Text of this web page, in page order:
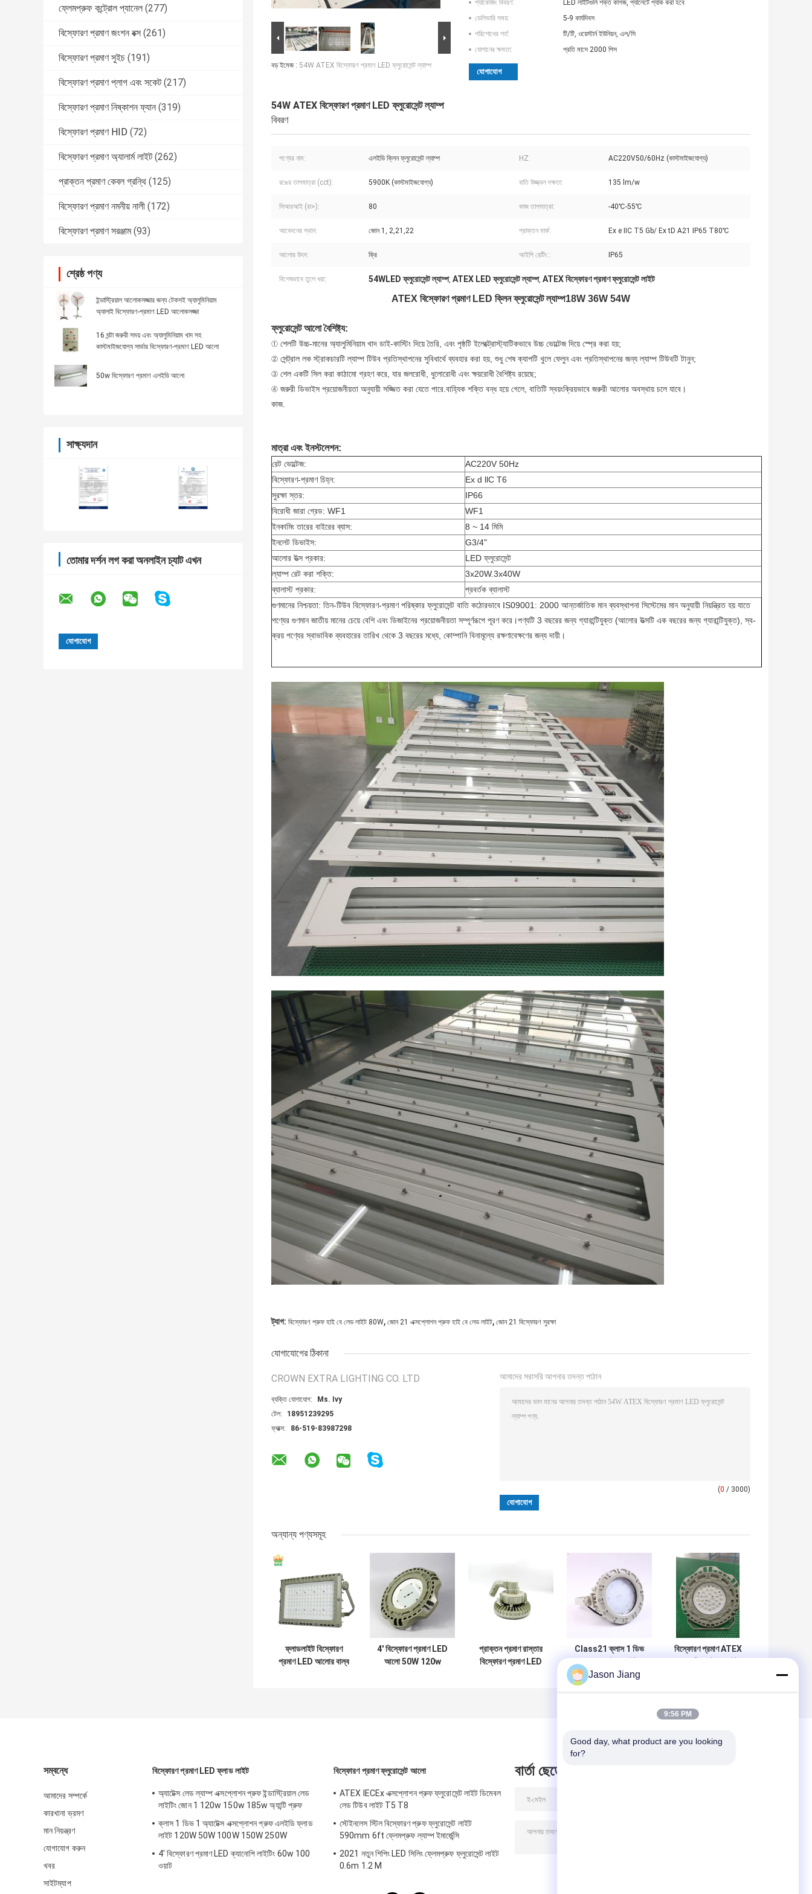
ফ্লেমপ্রুফ কন্ট্রোল প্যানেল (277)
বিস্ফোরণ প্রমাণ জংশন বক্স (261)
বিস্ফোরণ প্রমাণ সুইচ (191)
বিস্ফোরণ প্রমাণ প্লাগ এবং সকেট (217)
বিস্ফোরণ প্রমাণ নিষ্কাশন ফ্যান (319)
বিস্ফোরণ প্রমাণ HID (72)
বিস্ফোরণ প্রমাণ অ্যালার্ম লাইট (262)
প্রাক্তন প্রমাণ কেবল গ্রন্থি (125)
বিস্ফোরণ প্রমাণ নমনীয় নালী (172)
বিস্ফোরণ প্রমাণ সরঞ্জাম (93)
শ্রেষ্ঠ পণ্য
ইন্ডাস্ট্রিয়াল আলোকসজ্জার জন্য টেকসই অ্যালুমিনিয়াম
অ্যালাই বিস্ফোরণ-প্রমাণ LED আলোকসজ্জা
16 ঘন্টা জরুরী সময় এবং অ্যালুমিনিয়াম খাদ সহ
কাস্টমাইজযোগ্য সার্ভার বিস্ফোরণ-প্রমাণ LED আলো
50w বিস্ফোরণ প্রমাণ এলইডি আলো
সাক্ষ্যদান
তোমার দর্শন লগ করা অনলাইন চ্যাট এখন
বড় ইমেজ : 54W ATEX বিস্ফোরণ প্রমাণ LED ফ্লুরোসেন্ট ল্যাম্প
প্যাকেজিং বিবরণ:
LED লাইটগুলি শক্ত কাগজ, প্যালেটে প্যাক করা হবে
ডেলিভারি সময়:
5-9 কার্যদিবস
পরিশোধের শর্ত:
টি/টি, ওয়েস্টার্ন ইউনিয়ন, এল/সি
যোগানের ক্ষমতা:
প্রতি মাসে 2000 পিস
যোগাযোগ
54W ATEX বিস্ফোরণ প্রমাণ LED ফ্লুরোসেন্ট ল্যাম্প
বিবরণ
পণ্যের নাম: এলইডি ক্লিন ফ্লুরোসেন্ট ল্যাম্প HZ: AC220V50/60Hz (কাস্টমাইজযোগ্য)
রঙের তাপমাত্রা (cct): 5900K (কাস্টমাইজযোগ্য) বাতি উজ্জ্বল দক্ষতা: 135 lm/w
সিআরআই (রা>): 80 কাজ তাপমাত্রা: -40℃-55℃
আবেদনের স্থান: জোন 1, 2,21,22 প্রাক্তন মার্ক: Ex e IIC T5 Gb/ Ex tD A21 IP65 T80℃
আলোর উৎস: ক্রি আইপি রেটিং:: IP65
বিশেষভাবে তুলে ধরা: 54WLED ফ্লুরোসেন্ট ল্যাম্প, ATEX LED ফ্লুরোসেন্ট ল্যাম্প, ATEX বিস্ফোরণ প্রমাণ ফ্লুরোসেন্ট লাইট
ATEX বিস্ফোরণ প্রমাণ LED ক্লিন ফ্লুরোসেন্ট ল্যাম্প18W 36W 54W
ফ্লুরোসেন্ট আলো বৈশিষ্ট্য:
① শেলটি উচ্চ-মানের অ্যালুমিনিয়াম খাদ ডাই-কাস্টিং দিয়ে তৈরি, এবং পৃষ্ঠটি ইলেক্ট্রোস্ট্যাটিকভাবে উচ্চ ভোল্টেজ দিয়ে স্প্রে করা হয়;
② সেন্ট্রাল লক স্ট্রাকচারটি ল্যাম্প টিউব প্রতিস্থাপনের সুবিধার্থে ব্যবহার করা হয়, শুধু শেষ ক্যাপটি খুলে ফেলুন এবং প্রতিস্থাপনের জন্য ল্যাম্প টিউবটি টানুন;
③ শেল একটি সিল করা কাঠামো গ্রহণ করে, যার জলরোধী, ধুলোরোধী এবং ক্ষয়রোধী বৈশিষ্ট্য রয়েছে;
④ জরুরী ডিভাইস প্রয়োজনীয়তা অনুযায়ী সজ্জিত করা যেতে পারে.বাহ্যিক শক্তি বন্ধ হয়ে গেলে, বাতিটি স্বয়ংক্রিয়ভাবে জরুরী আলোর অবস্থায় চলে যাবে।
কাজ.
মাত্রা এবং ইনস্টলেশন:
রেট ভোল্টেজ:
AC220V 50Hz
বিস্ফোরণ-প্রমাণ চিহ্ন:
Ex d llC T6
সুরক্ষা স্তর:
IP66
বিরোধী জারা গ্রেড: WF1
WF1
ইনকামিং তারের বাইরের ব্যাস:
8 ~ 14 মিমি
ইনলেট ডিভাইস:
G3/4"
আলোর উত্স প্রকার:
LED ফ্লুরোসেন্ট
ল্যাম্প রেট করা শক্তি:
3x20W.3x40W
ব্যালাস্ট প্রকার:
প্রবর্তক ব্যালাস্ট
গুণমানের নিশ্চয়তা: তিন-টিউব বিস্ফোরণ-প্রমাণ পরিষ্কার ফ্লুরোসেন্ট বাতি কঠোরভাবে IS09001: 2000 আন্তর্জাতিক মান ব্যবস্থাপনা সিস্টেমের মান অনুযায়ী নিয়ন্ত্রিত হয় যাতে
পণ্যের গুণমান জাতীয় মানের চেয়ে বেশি এবং ডিজাইনের প্রয়োজনীয়তা সম্পূর্ণরূপে পূরণ করে।পণ্যটি 3 বছরের জন্য গ্যারান্টিযুক্ত (আলোর উত্সটি এক বছরের জন্য গ্যারান্টিযুক্ত), স্ব-
ক্রয় পণ্যের স্বাভাবিক ব্যবহারের তারিখ থেকে 3 বছরের মধ্যে, কোম্পানি বিনামূল্যে রক্ষণাবেক্ষণের জন্য দায়ী।
ট্যাগ: বিস্ফোরণ প্রুফ হাই বে লেড লাইট 80W, জোন 21 এক্সপ্লোশন প্রুফ হাই বে লেড লাইট, জোন 21 বিস্ফোরণ সুরক্ষা
যোগাযোগের ঠিকানা
CROWN EXTRA LIGHTING CO. LTD
ব্যক্তি যোগাযোগ:
Ms. Ivy
টেল:
18951239295
ফ্যাক্স:
86-519-83987298
আমাদের সরাসরি আপনার তদন্ত পাঠান
(0 / 3000)
অন্যান্য পণ্যসমূহ
ফ্লাডলাইট বিস্ফোরণ
প্রমাণ LED আলোর বাল্ব
4' বিস্ফোরণ প্রমাণ LED
আলো 50W 120w
প্রাক্তন প্রমাণ রাস্তার
বিস্ফোরণ প্রমাণ LED
Class21 ক্লাস 1 ডিভ
50w 80w 30w 75w
বিস্ফোরণ প্রুফ ল্যাম্প
বিস্ফোরণ প্রমাণ ATEX
সম্বন্ধে
আমাদের সম্পর্কে
কারখানা ভ্রমণ
মান নিয়ন্ত্রণ
যোগাযোগ করুন
খবর
সাইটম্যাপ
বিস্ফোরণ প্রমাণ LED ফ্লাড লাইট
অ্যাটেক্স লেড ল্যাম্প এক্সপ্লোশন প্রুফ ইন্ডাস্ট্রিয়াল লেড
লাইটিং জোন 1 120w 150w 185w অ্যান্টি প্রুফ
ক্লাস 1 ডিভ 1 অ্যাটেক্স এক্সপ্লোশন প্রুফ এলইডি ফ্লাড
লাইট 120W 50W 100W 150W 250W
4' বিস্ফোরণ প্রমাণ LED ক্যানোপি লাইটিং 60w 100
ওয়াট
বিস্ফোরণ প্রমাণ ফ্লুরোসেন্ট আলো
ATEX IECEx এক্সপ্লোশন প্রুফ ফ্লুরোসেন্ট লাইট ডিমেবল
লেড টিউব লাইট T5 T8
স্টেইনলেস স্টিল বিস্ফোরণ প্রুফ ফ্লুরোসেন্ট লাইট
590mm 6ft ফ্লেমপ্রুফ ল্যাম্প ইমার্জেন্সি
2021 নতুন শিপিং LED সিলিং ফ্লেমপ্রুফ ফ্লুরোসেন্ট লাইট
0.6m 1.2 M
বার্তা ছেড়ে
Jason Jiang
9:56 PM
Good day, what product are you looking
for?